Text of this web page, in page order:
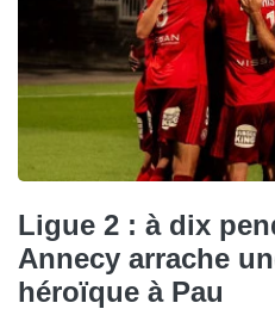
Ligue 2 : à dix
Annecy arrache
héroïque à Pau